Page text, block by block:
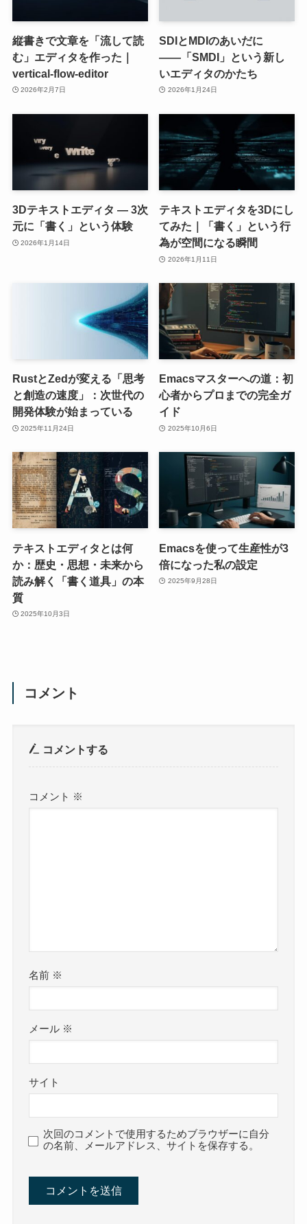
縦書きで文章を「流して読
む」エディタを作った｜
vertical-flow-editor
2026年2月7日
SDIとMDIのあいだに
――「SMDI」という新し
いエディタのかたち
2026年1月24日
3Dテキストエディタ ― 3次
元に「書く」という体験
2026年1月14日
テキストエディタを3Dにし
てみた｜「書く」という行
為が空間になる瞬間
2026年1月11日
RustとZedが変える「思考
と創造の速度」：次世代の
開発体験が始まっている
2025年11月24日
Emacsマスターへの道：初
心者からプロまでの完全ガ
イド
2025年10月6日
テキストエディタとは何
か：歴史・思想・未来から
読み解く「書く道具」の本
質
2025年10月3日
Emacsを使って生産性が3
倍になった私の設定
2025年9月28日
コメント
コメントする
コメント ※
名前 ※
メール ※
サイト
次回のコメントで使用するためブラウザーに自分
の名前、メールアドレス、サイトを保存する。